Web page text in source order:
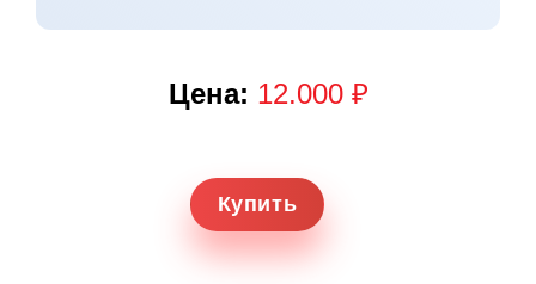
Цена: 12.000 ₽
Купить